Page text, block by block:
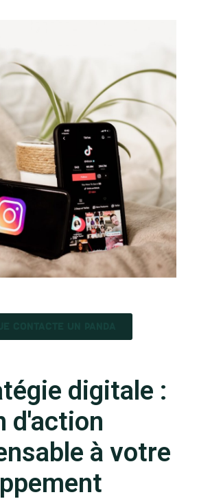
digitale :
d'action
à votre